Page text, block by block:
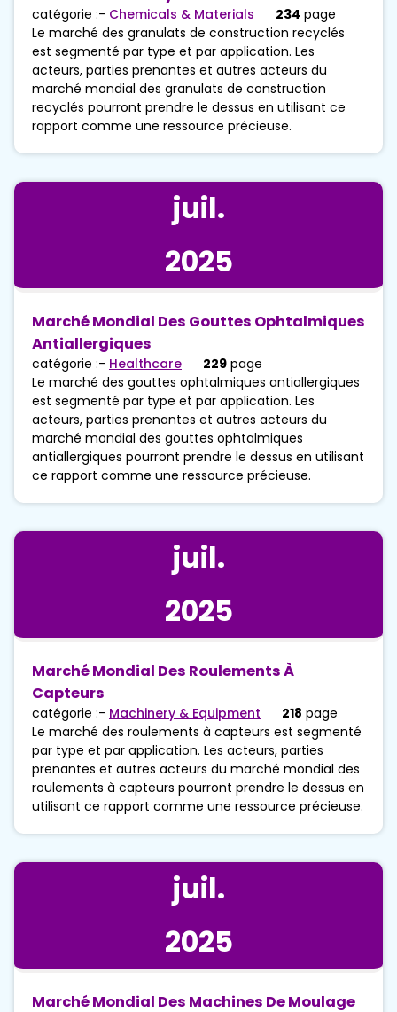
catégorie :- Chemicals & Materials 234 page
Le marché des granulats de construction recyclés
est segmenté par type et par application. Les
acteurs, parties prenantes et autres acteurs du
marché mondial des granulats de construction
recyclés pourront prendre le dessus en utilisant ce
rapport comme une ressource précieuse.
juil.
2025
Marché Mondial Des Gouttes Ophtalmiques
Antiallergiques
catégorie :- Healthcare 229 page
Le marché des gouttes ophtalmiques antiallergiques
est segmenté par type et par application. Les
acteurs, parties prenantes et autres acteurs du
marché mondial des gouttes ophtalmiques
antiallergiques pourront prendre le dessus en utilisant
ce rapport comme une ressource précieuse.
juil.
2025
Marché Mondial Des Roulements À
Capteurs
catégorie :- Machinery & Equipment 218 page
Le marché des roulements à capteurs est segmenté
par type et par application. Les acteurs, parties
prenantes et autres acteurs du marché mondial des
roulements à capteurs pourront prendre le dessus en
utilisant ce rapport comme une ressource précieuse.
juil.
2025
Marché Mondial Des Machines De Moulage